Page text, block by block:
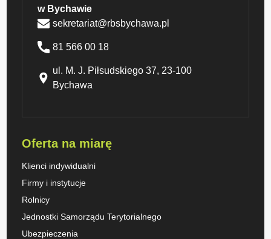
w Bychawie
sekretariat@rbsbychawa.pl
81 566 00 18
ul. M. J. Piłsudskiego 37, 23-100
Bychawa
Oferta na miarę
Klienci indywidualni
Firmy i instytucje
Rolnicy
Jednostki Samorządu Terytorialnego
Ubezpieczenia